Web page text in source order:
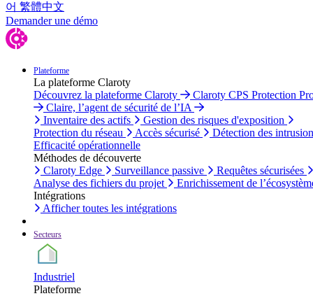
어 繁體中文
Demander une démo
Plateforme
La plateforme Claroty
Découvrez la plateforme Claroty
Claroty CPS Protection
Claire, l’agent de sécurité de l’IA
Inventaire des actifs
Gestion des risques d'exposition
Protection du réseau
Accès sécurisé
Détection des
Efficacité opérationnelle
Méthodes de découverte
Claroty Edge
Surveillance passive
Requêtes sécurisées
Analyse des fichiers du projet
Enrichissement de
Intégrations
Afficher toutes les intégrations
Secteurs
Industriel
Plateforme